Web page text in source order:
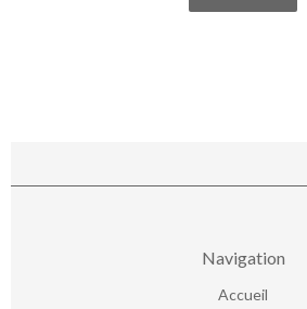
Navigation
Accueil